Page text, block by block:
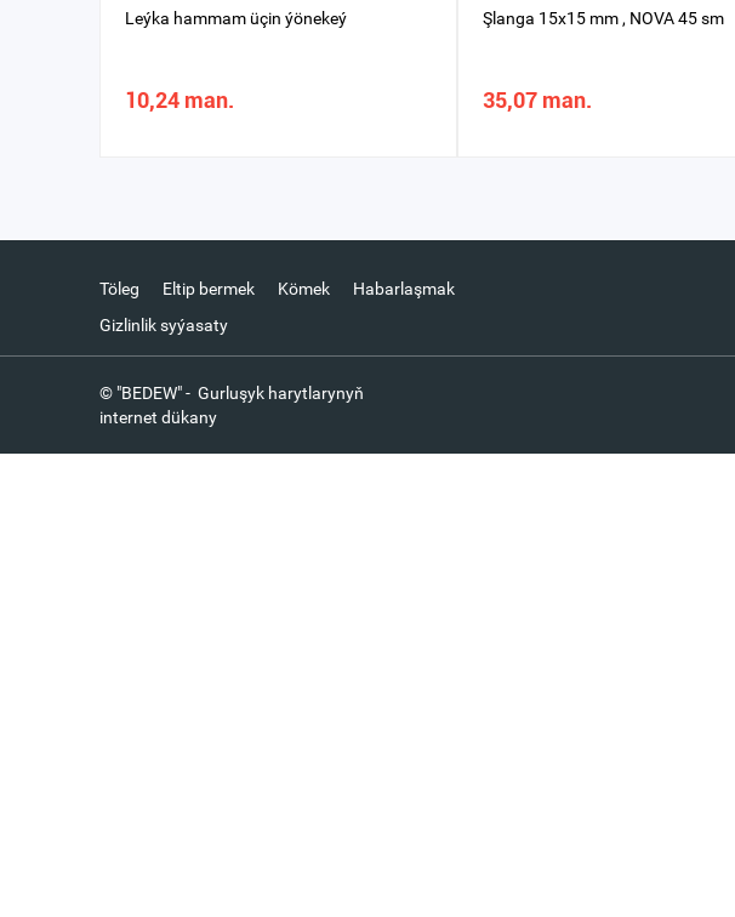
Leýka hammam üçin ýönekeý
10,24 man.
Şlanga 15x15 mm , NOVA 45 sm
35,07 man.
Töleg Eltip bermek Kömek
Habarlaşmak
Gizlinlik syýasaty
© "BEDEW" - Gurluşyk harytlarynyň
internet dükany